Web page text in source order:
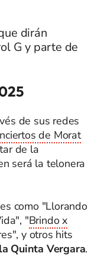
dirán
G y parte de
de sus redes
de Morat
de la
será la telonera
como "Llorando
"Brindo x
y otros hits
Quinta Vergara.